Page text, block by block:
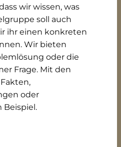
wir wissen, was
soll auch
ihr einen konkreten
Wir bieten
oder die
Frage. Mit den
oder
Beispiel.